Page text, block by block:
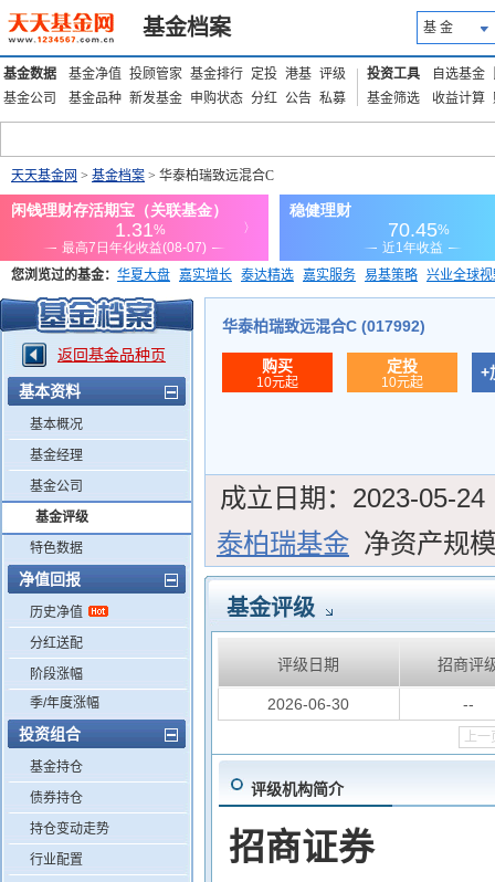
基金档案 基 金
基金数据 基金净值 投顾管家 基金排行 定投 港基 评级
基金公司
基金品种 新发基金 申购状态 分红 公告 私募
投资工具 自选基金
基金筛选
收益计算
天天基金网 > 基金档案 > 华泰柏瑞致远混合C
您浏览过的基金： 华夏大盘 嘉实增长 泰达精选 嘉实服务 易基策略 兴业全球
添富优势 华安宏利 上证180价值ETF
返回基金品种页
基本资料
基本概况
基金经理
基金公司
基金评级
特色数据
净值回报
历史净值
分红送配
阶段涨幅
季/年度涨幅
投资组合
基金持仓
债券持仓
持仓变动走势
行业配置
华泰柏瑞致远混合C (017992)
购买
10元起
定投
10元起
+
成立日期： 2023-05-24
泰柏瑞基金 净资产规
基金评级
评级日期 招商评
2026-06-30 --
上一
评级机构简介
招商证券